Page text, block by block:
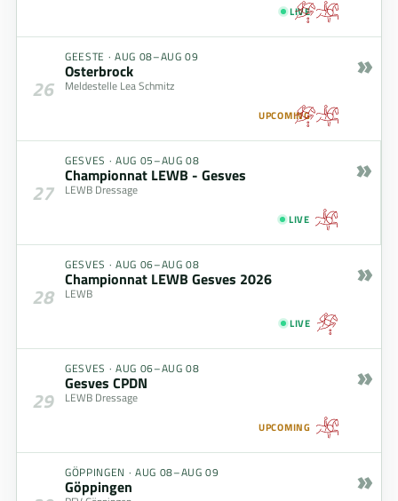
LIVE
26
GEESTE · AUG 08–AUG 09
Osterbrock
Meldestelle Lea Schmitz
UPCOMING
»
27
GESVES · AUG 05–AUG 08
Championnat LEWB - Gesves
LEWB Dressage
LIVE
»
28
GESVES · AUG 06–AUG 08
Championnat LEWB Gesves 2026
LEWB
LIVE
»
29
GESVES · AUG 06–AUG 08
Gesves CPDN
LEWB Dressage
UPCOMING
»
GÖPPINGEN · AUG 08–AUG 09
Göppingen »